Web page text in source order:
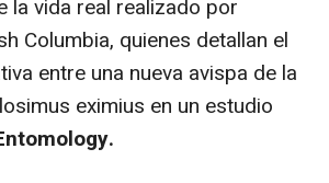
la vida real realizado por
Columbia, quienes detallan el
entre una nueva avispa de la
eximius en un estudio